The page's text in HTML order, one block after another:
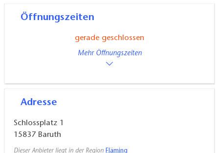
Öffnungszeiten
gerade geschlossen
Mehr Öffnungszeiten
Adresse
Schlossplatz 1
15837 Baruth
Dieser Anbieter liegt in der Region Fläming